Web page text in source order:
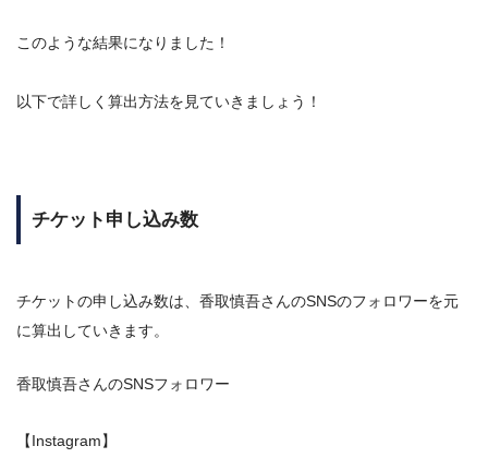
このような結果になりました！
以下で詳しく算出方法を見ていきましょう！
チケット申し込み数
チケットの申し込み数は、香取慎吾さんのSNSのフォロワーを元
に算出していきます。
香取慎吾さんのSNSフォロワー
【Instagram】